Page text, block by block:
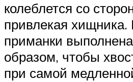
колеблется со
привлекая хищника.
приманки
образом, чтобы
при самой